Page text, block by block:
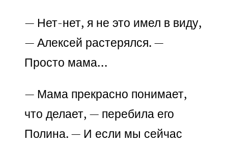
— Нет-нет, я не это имел в виду,
— Алексей растерялся. —
Просто мама…
— Мама прекрасно понимает,
что делает, — перебила его
Полина. — И если мы сейчас